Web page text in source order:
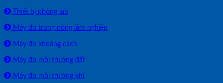
Thiết bị phòng lab
Máy đo trong nông lâm nghiệp
Máy đo khoảng cách
Máy đo môi trường đất
Máy đo môi trường khí